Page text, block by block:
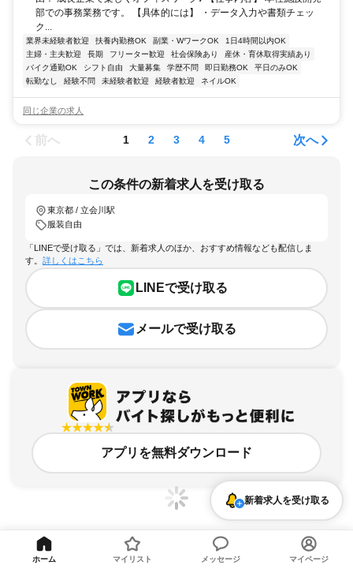
部での事務業務です。 【具体的には】 ・データ入力や書類チェッ
ク...
業界未経験者歓迎 扶養内勤務OK 副業・WワークOK
1日4時間以内OK
主婦・主夫歓迎
長期 フリーター歓迎 社会保険あり
産休・育休取得実績あり
バイク通勤OK
シフト自由 大量募集 学歴不問 即日勤務OK
平日のみOK
転勤なし
経験不問 未経験者歓迎 経験者歓迎 ネイルOK
同じ企業の求人
前へ 1 2 3 4 5 次へ
この条件の新着求人を受け取る
東京都 / 立会川駅
服装自由
「LINEで受け取る」では、新着求人のほか、おすすめ情報なども配信しま
す。 詳しくはこちら
LINEで受け取る
メールで受け取る
アプリを無料ダウンロード
東京都、立会川駅、服装自由のアルバイト・バイト求人情報
新着求人を受け取る
ホーム マイリスト メッセージ マイページ